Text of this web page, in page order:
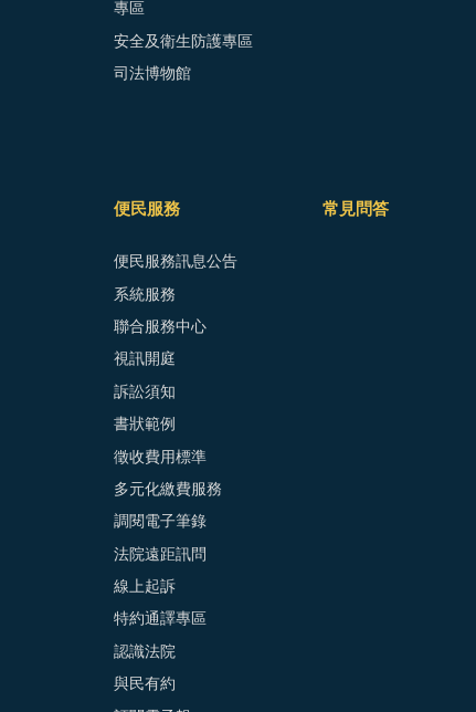
專區
安全及衛生防護專區
司法博物館
便民服務
便民服務訊息公告
系統服務
聯合服務中心
視訊開庭
訴訟須知
書狀範例
徵收費用標準
多元化繳費服務
調閱電子筆錄
法院遠距訊問
線上起訴
特約通譯專區
認識法院
與民有約
常見問答